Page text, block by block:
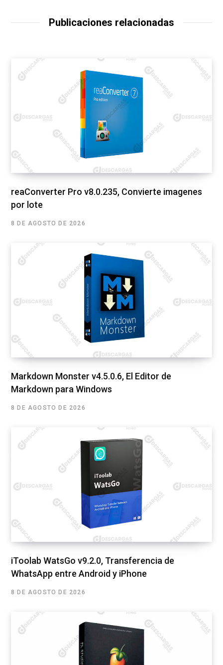
Publicaciones relacionadas
reaConverter Pro v8.0.235, Convierte imagenes
por lote
8 DE AGOSTO DE 2026
Markdown Monster v4.5.0.6, El Editor de
Markdown para Windows
8 DE AGOSTO DE 2026
iToolab WatsGo v9.2.0, Transferencia de
WhatsApp entre Android y iPhone
8 DE AGOSTO DE 2026